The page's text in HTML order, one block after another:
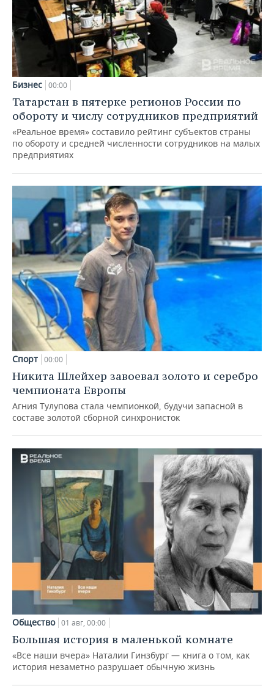
Бизнес 00:00
Татарстан в пятерке регионов России по
обороту и числу сотрудников предприятий
«Реальное время» составило рейтинг субъектов страны
по обороту и средней численности сотрудников на малых
предприятиях
Спорт 00:00
Никита Шлейхер завоевал золото и серебро
чемпионата Европы
Агния Тулупова стала чемпионкой, будучи запасной в
составе золотой сборной синхронисток
Общество 01 авг, 00:00
Большая история в маленькой комнате
«Все наши вчера» Наталии Гинзбург — книга о том, как
история незаметно разрушает обычную жизнь